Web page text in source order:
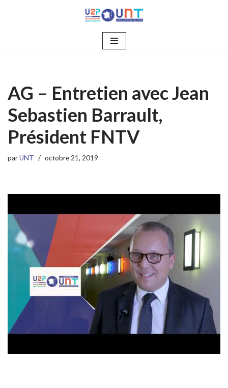
AG – Entretien avec Jean
Sebastien Barrault,
Président FNTV
parUNT octobre 21, 2019